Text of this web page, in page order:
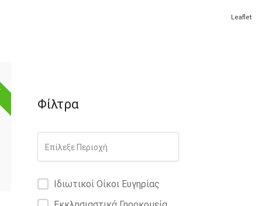
Leaflet
Φίλτρα
Iδιωτικοί Οίκοι Ευγηρίας